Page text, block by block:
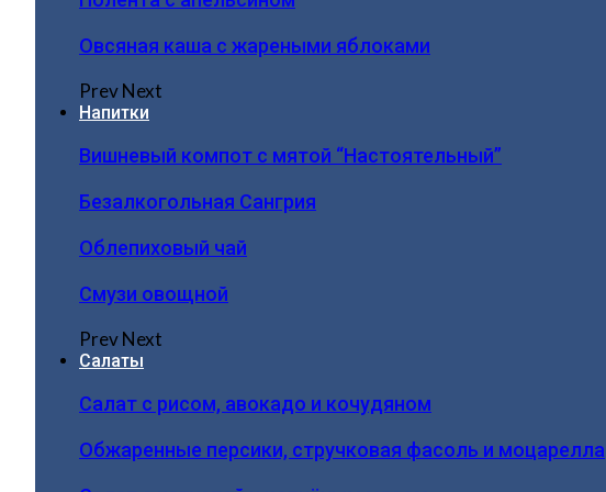
Овсяная каша с жареными яблоками
PrevNext
Напитки
Вишневый компот с мятой “Настоятельный”
Безалкогольная Сангрия
Облепиховый чай
Смузи овощной
PrevNext
Салаты
Салат с рисом, авокадо и кочудяном
Обжаренные персики, стручковая фасоль и моцарелла